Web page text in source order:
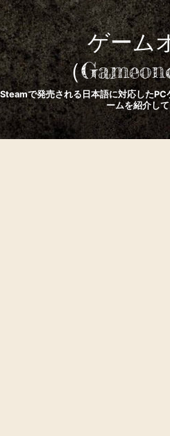
ゲーム
（
Steamで発売される日本語に対応した
ームを紹介して